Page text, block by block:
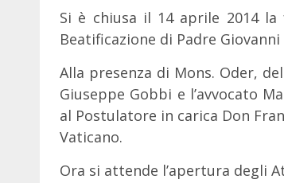
Si è chiusa il 14 aprile 2014 la
Beatificazione di Padre Giovanni
Alla presenza di Mons. Oder,
Giuseppe Gobbi e l’avvocato
al Postulatore in carica Don
Vaticano.
Ora si attende l’apertura degli